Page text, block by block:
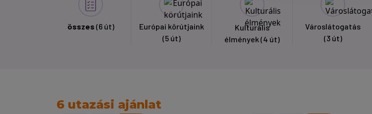
összes (6 út)
Európai körútjaink
(5 út)
Kulturális
élmények (4 út)
Városlátogatás
(3 út)
6 utazási ajánlat